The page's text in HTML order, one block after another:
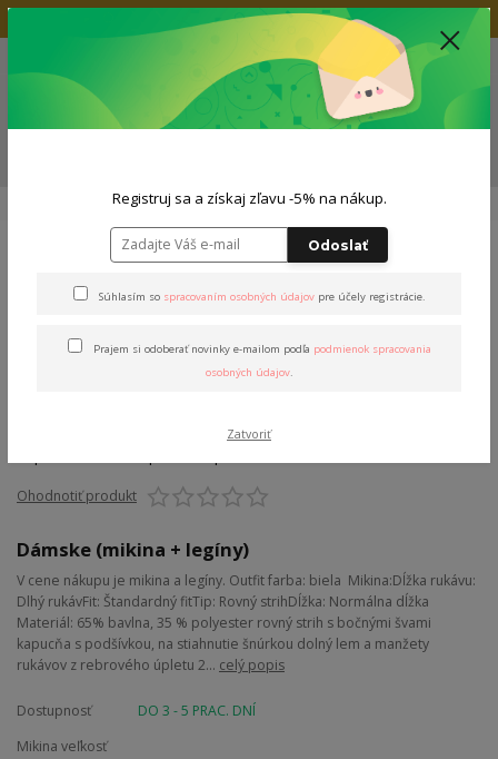
Doprava zadarmo nad 80€
0
0,00 EUR
Dámsky outfit Outfit "Stašák&Košč"
Outfit "Stašák&Košč"
Ohodnotiť produkt
Dámske (mikina + legíny)
V cene nákupu je mikina a legíny. Outfit farba: biela Mikina:Dĺžka rukávu:
Dlhý rukávFit: Štandardný fitTip: Rovný strihDĺžka: Normálna dĺžka
Materiál: 65% bavlna, 35 % polyester rovný strih s bočnými švami
kapucňa s podšívkou, na stiahnutie šnúrkou dolný lem a manžety
rukávov z rebrového úpletu 2... celý popis
Dostupnosť
DO 3 - 5 PRAC. DNÍ
Mikina veľkosť
Registruj sa a získaj zľavu -5% na nákup.
Odoslať
Súhlasím so spracovaním osobných údajovpre účely registrácie.
Prajem si odoberať novinky e-mailom podľa podmienok spracovania
osobných údajov.
Zatvoriť